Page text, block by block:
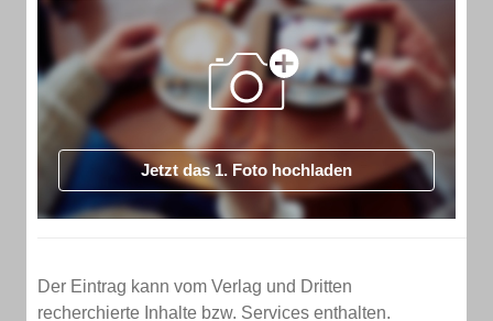
Jetzt das 1. Foto hochladen
Der Eintrag kann vom Verlag und Dritten
recherchierte Inhalte bzw. Services enthalten.